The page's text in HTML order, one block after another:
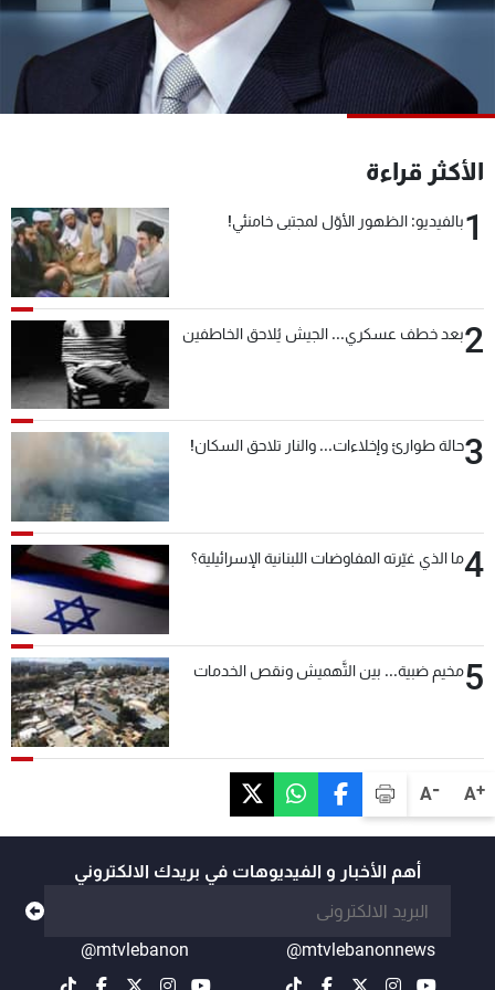
A+
A-
الأكثر قراءة
1بالفيديو: الظهور الأوّل لمجتبى خامنئي!
2بعد خطف عسكري... الجيش يُلاحق الخاطفين
3حالة طوارئ وإخلاءات... والنار تلاحق السكان!
4ما الذي غيّرته المفاوضات اللبنانية الإسرائيلية؟
5مخيم ضبية... بين التَّهميش ونقص الخدمات
أهم الأخبار و الفيديوهات في بريدك الالكتروني
@mtvlebanonnews
@mtvlebanon
شاهد البرامج
الترددات
لاعلاناتكم